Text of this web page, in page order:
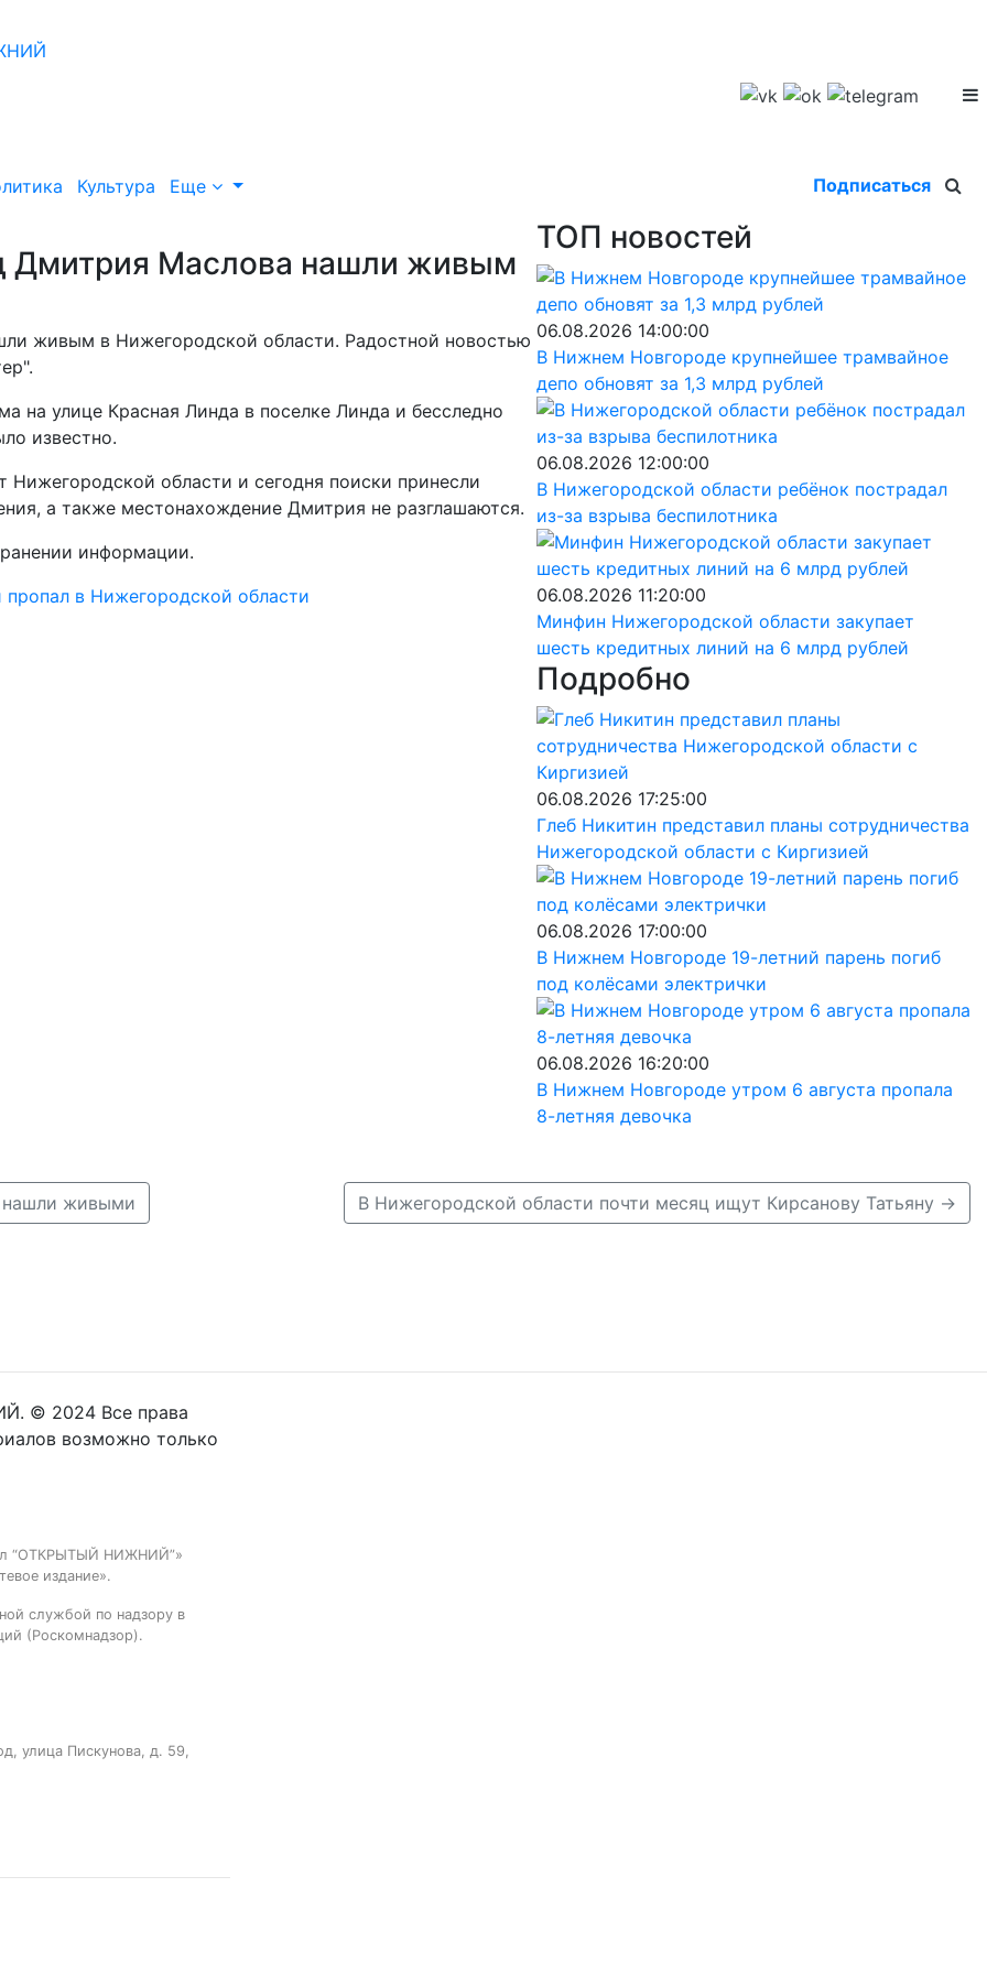
Культура Еще Подписаться
Дмитрия Маслова нашли живым
живым в Нижегородской области. Радостной новостью
улице Красная Линда в поселке Линда и бесследно
известно.
области и сегодня поиски принесли
а также местонахождение Дмитрия не разглашаются.
информации.
в Нижегородской области
ТОП новостей
06.08.2026 14:00:00
В Нижнем Новгороде крупнейшее трамвайное
депо обновят за 1,3 млрд рублей
06.08.2026 12:00:00
В Нижегородской области ребёнок пострадал
из-за взрыва беспилотника
06.08.2026 11:20:00
Минфин Нижегородской области закупает
шесть кредитных линий на 6 млрд рублей
Подробно
06.08.2026 17:25:00
Глеб Никитин представил планы сотрудничества
Нижегородской области с Киргизией
06.08.2026 17:00:00
В Нижнем Новгороде 19-летний парень погиб
под колёсами электрички
06.08.2026 16:20:00
В Нижнем Новгороде утром 6 августа пропала
8-летняя девочка
нашли живыми В Нижегородской области почти месяц ищут Кирсанову Татьяну →
© 2024 Все права
возможно только
“ОТКРЫТЫЙ НИЖНИЙ”»
издание».
службой по надзору в
(Роскомнадзор).
улица Пискунова, д. 59,